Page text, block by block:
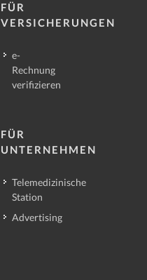
FÜR
VERSICHERUNGEN
e-
Rechnung
verifizieren
FÜR
UNTERNEHMEN
Telemedizinische
Station
Advertising